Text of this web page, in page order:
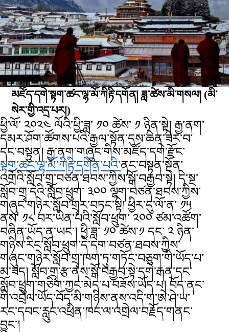
མཛོད་དགེ་སྟག་ཚང་ལྷ་མོ་ཀིརྟི་དགོན། ཟླ་ཚེས་མི་གསལ། (མི་
སེར་གྱི་འདྲ་པར།)
ཕྱི་ལོ་ ༢༠༢༤ ལོའི་ཕྱི་ཟླ་ ༡༠ ཚེས་ ༡ ཉིན་སྟེ། རྒྱ་ནག་
དམར་ཤོག་ཚོགས་པའི་རྒྱལ་སྟོན་དུས་ཆེན་ཟེར་བ་
དང་བསྟུན། རྒྱ་ནག་གཞུང་གིས་མཛོད་དགེ་རྫོང་
སྟག་ཚང་ལྷ་མོ་ཀིརྟི་དགོན་པའི་ནང་བསྟན་སྔོན་
འགྲོའི་སློབ་གྲྭ་བཙན་ཐབས་ཀྱིས་སྒོ་བརྒྱབ་སྟེ། དེ་སྔ་
སློབ་གྲྭ་དེའི་སློབ་ཕྲུག་ ༣༠༠ ལྷག་བཙན་ཐབས་ཀྱིས་
གཞུང་གཉེར་སློབ་གྲྭར་བཏང་སྟེ། ཕྱིར་དུ་ལོ་ན་ ༡༥
ནས་ ༡༨ བར་ཡིན་པའི་སློབ་ཕྲུག་ ༢༠༠ ཙམ་འཚོག་
བཞིན་ཡོད་ན་ཡང་། ཕྱི་ཟླ་ ༡༠ ཚེས་༡ དང་ ༢ ཉིན་
གཉིས་རིང་སློབ་ཕྲུག་དེ་དག་བཙན་ཐབས་ཀྱིས་
གཞུང་གཉེར་སློབ་གྲྭ་ཁག་ཏུ་གཏོང་བཅུག་གི་ཡོད་པ་
མ་ཟད། སློབ་གྲྭ་རྩ་ནས་སྒོ་བརྒྱབ་སྟེ་དགེ་རྒན་དང་
སློབ་ཕྲུག་གཅིག་ཀྱང་མེད་པ་བཟོས་ཡོད་པ། བོད་ནང་
གི་འབྲེལ་ཡོད་བོད་མི་གཉིས་ནས་འདི་ག་ཨེ་ཤེ་ཡ་
རང་དབང་རླུང་འཕྲིན་ཁང་ལ་འགྲེལ་བརྗོད་གནང་
བྱུང་།